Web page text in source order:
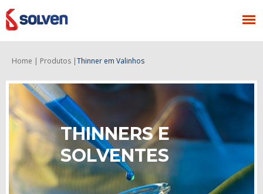
Home | Produtos |Thinner em Valinhos
THINNERS E
SOLVENTES